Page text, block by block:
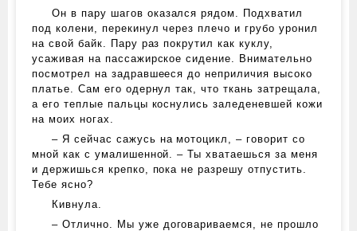
Он в пару шагов оказался рядом. Подхватил
под колени, перекинул через плечо и грубо уронил
на свой байк. Пару раз покрутил как куклу,
усаживая на пассажирское сидение. Внимательно
посмотрел на задравшееся до неприличия высоко
платье. Сам его одернул так, что ткань затрещала,
а его теплые пальцы коснулись заледеневшей кожи
на моих ногах.
– Я сейчас сажусь на мотоцикл, – говорит со
мной как с умалишенной. – Ты хватаешься за меня
и держишься крепко, пока не разрешу отпустить.
Тебе ясно?
Кивнула.
– Отлично. Мы уже договариваемся, не прошло